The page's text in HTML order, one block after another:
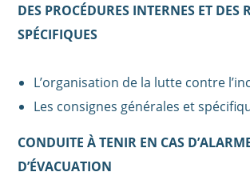
DES PROCÉDURES INTERNES ET DES
SPÉCIFIQUES
L’organisation de la lutte contre
Les consignes générales et
CONDUITE À TENIR EN CAS
D’ÉVACUATION